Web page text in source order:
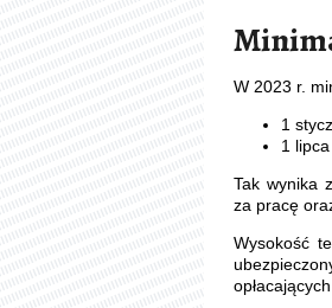
W 2023 r.
1
1 lipca
Tak wynika
za pracę
Wysokość